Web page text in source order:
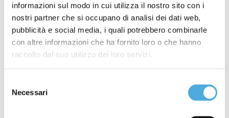
informazioni sul modo in cui utilizza il nostro sito con i
nostri partner che si occupano di analisi dei dati web,
pubblicità e social media, i quali potrebbero combinarle
con altre informazioni che ha fornito loro o che hanno
raccolto dal suo utilizzo dei loro servizi.
delNecessari
125
filiali in tutta Italia
1.050
autotreni di linea
1.800
325.000